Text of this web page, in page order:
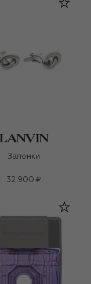
Запонки
32 900 ₽